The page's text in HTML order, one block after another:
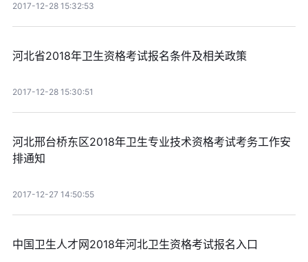
2017-12-28 15:32:53
河北省2018年卫生资格考试报名条件及相关政策
2017-12-28 15:30:51
河北邢台桥东区2018年卫生专业技术资格考试考务工作安
排通知
2017-12-27 14:50:55
中国卫生人才网2018年河北卫生资格考试报名入口